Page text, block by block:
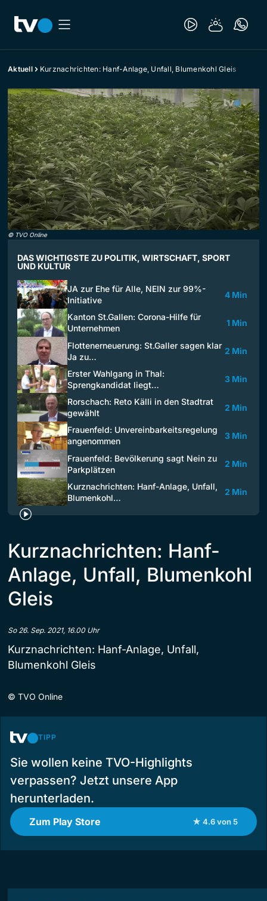
Aktuell Kurznachrichten: Hanf-Anlage, Unfall, Blumenkohl Gleis
© TVO Online
DAS WICHTIGSTE ZU POLITIK, WIRTSCHAFT, SPORT
UND KULTUR
JA zur Ehe für Alle, NEIN zur 99%-
Initiative
4 Min
Kanton St.Gallen: Corona-Hilfe für
Unternehmen
1 Min
Flottenerneuerung: St.Galler sagen klar
Ja zu…
2 Min
Erster Wahlgang in Thal:
Sprengkandidat liegt…
3 Min
Rorschach: Reto Källi in den Stadtrat
gewählt
2 Min
Frauenfeld: Unvereinbarkeitsregelung
angenommen
3 Min
Frauenfeld: Bevölkerung sagt Nein zu
Parkplätzen
2 Min
Kurznachrichten: Hanf-Anlage, Unfall,
Blumenkohl…
2 Min
Kurznachrichten: Hanf-
Anlage, Unfall, Blumenkohl
Gleis
So 26. Sep. 2021, 16.00 Uhr
Kurznachrichten: Hanf-Anlage, Unfall,
Blumenkohl Gleis
© TVO Online
TIPP
Sie wollen keine TVO-Highlights
verpassen? Jetzt unsere App
herunterladen.
Zum Play Store ★ 4.6 von 5